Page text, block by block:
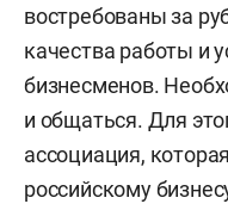
востребованы за
качества работы и
бизнесменов.
и общаться. Для
ассоциация,
российскому